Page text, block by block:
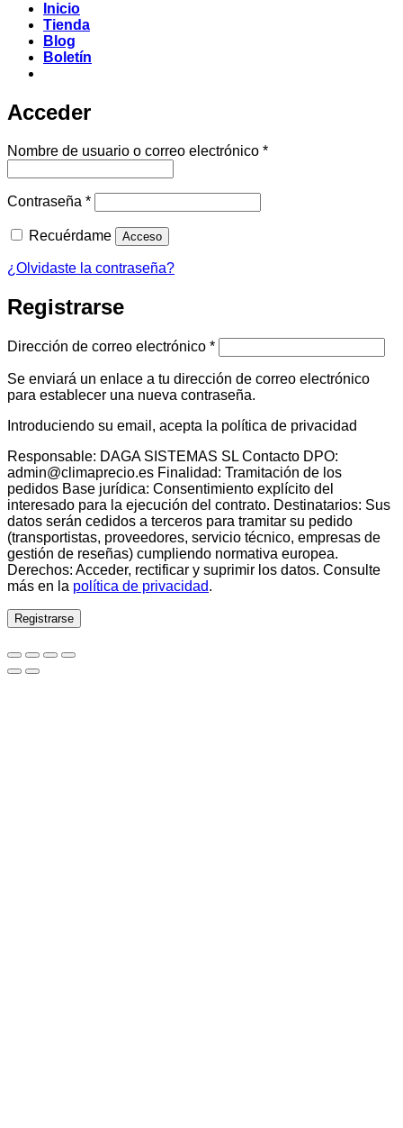
Inicio
Tienda
Blog
Boletín
Acceder
Nombre de usuario o correo electrónico *Obligatorio
Contraseña *Obligatorio
Recuérdame Acceso
¿Olvidaste la contraseña?
Registrarse
Dirección de correo electrónico *Obligatorio
Se enviará un enlace a tu dirección de correo electrónico
para establecer una nueva contraseña.
Introduciendo su email, acepta la política de privacidad
Responsable: DAGA SISTEMAS SL Contacto DPO:
admin@climaprecio.es Finalidad: Tramitación de los
pedidos Base jurídica: Consentimiento explícito del
interesado para la ejecución del contrato. Destinatarios: Sus
datos serán cedidos a terceros para tramitar su pedido
(transportistas, proveedores, servicio técnico, empresas de
gestión de reseñas) cumpliendo normativa europea.
Derechos: Acceder, rectificar y suprimir los datos. Consulte
más en la política de privacidad.
Registrarse